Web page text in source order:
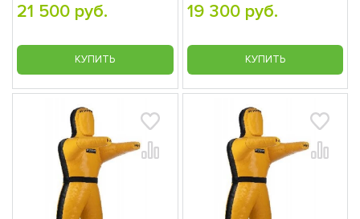
21 500 руб.
КУПИТЬ
19 300 руб.
КУПИТЬ